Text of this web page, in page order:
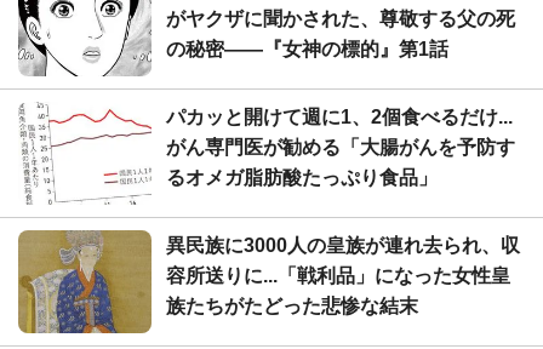
がヤクザに聞かされた、尊敬する父の死
の秘密――『女神の標的』第1話
パカッと開けて週に1、2個食べるだけ...
がん専門医が勧める「大腸がんを予防す
るオメガ脂肪酸たっぷり食品」
異民族に3000人の皇族が連れ去られ、収
容所送りに...「戦利品」になった女性皇
族たちがたどった悲惨な結末